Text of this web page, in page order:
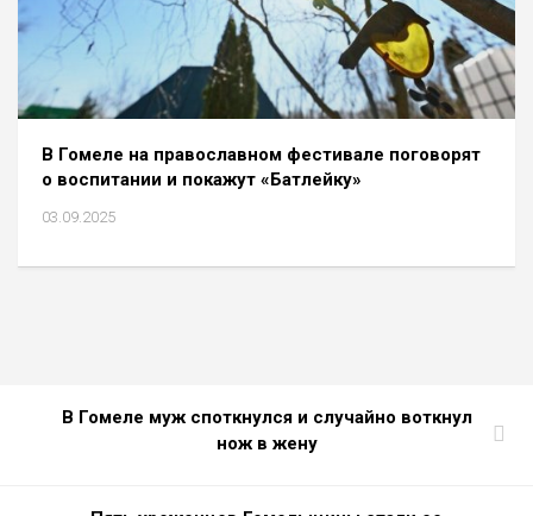
В Гомеле на православном фестивале поговорят
о воспитании и покажут «Батлейку»
03.09.2025
В Гомеле муж споткнулся и случайно воткнул
нож в жену